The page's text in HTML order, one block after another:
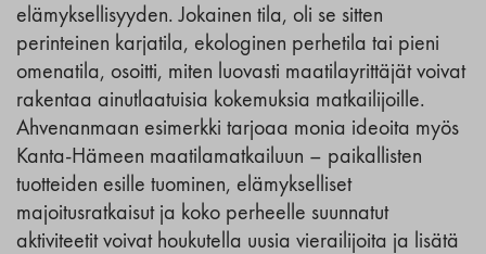
elämyksellisyyden. Jokainen tila, oli se sitten
perinteinen karjatila, ekologinen perhetila tai pieni
omenatila, osoitti, miten luovasti maatilayrittäjät voivat
rakentaa ainutlaatuisia kokemuksia matkailijoille.
Ahvenanmaan esimerkki tarjoaa monia ideoita myös
Kanta-Hämeen maatilamatkailuun – paikallisten
tuotteiden esille tuominen, elämykselliset
majoitusratkaisut ja koko perheelle suunnatut
aktiviteetit voivat houkutella uusia vierailijoita ja lisätä